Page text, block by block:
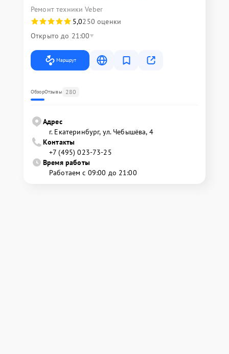
Ремонт техники Veber
5,0250 оценки
Открыто до 21:00
Маршрут
ОбзорОтзывы 280
Адрес
г. Екатеринбург, ул. Чебышёва, 4
Контакты
+7 (495) 023-73-25
Время работы
Работаем с 09:00 до 21:00